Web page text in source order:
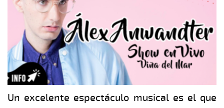
Un excelente espectáculo musical es el que